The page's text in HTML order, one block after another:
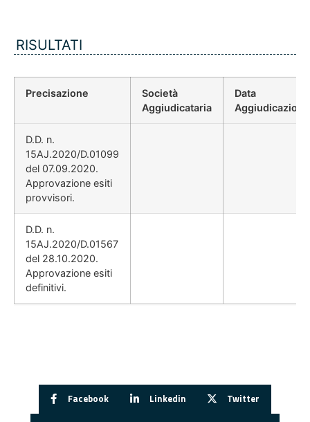
RISULTATI
Precisazione
Società
Aggiudicataria
Data
Aggiudicazione
D.D. n.
15AJ.2020/D.01099
del 07.09.2020.
Approvazione esiti
provvisori.
D.D. n.
15AJ.2020/D.01567
del 28.10.2020.
Approvazione esiti
definitivi.
Facebook Linkedin Twitter